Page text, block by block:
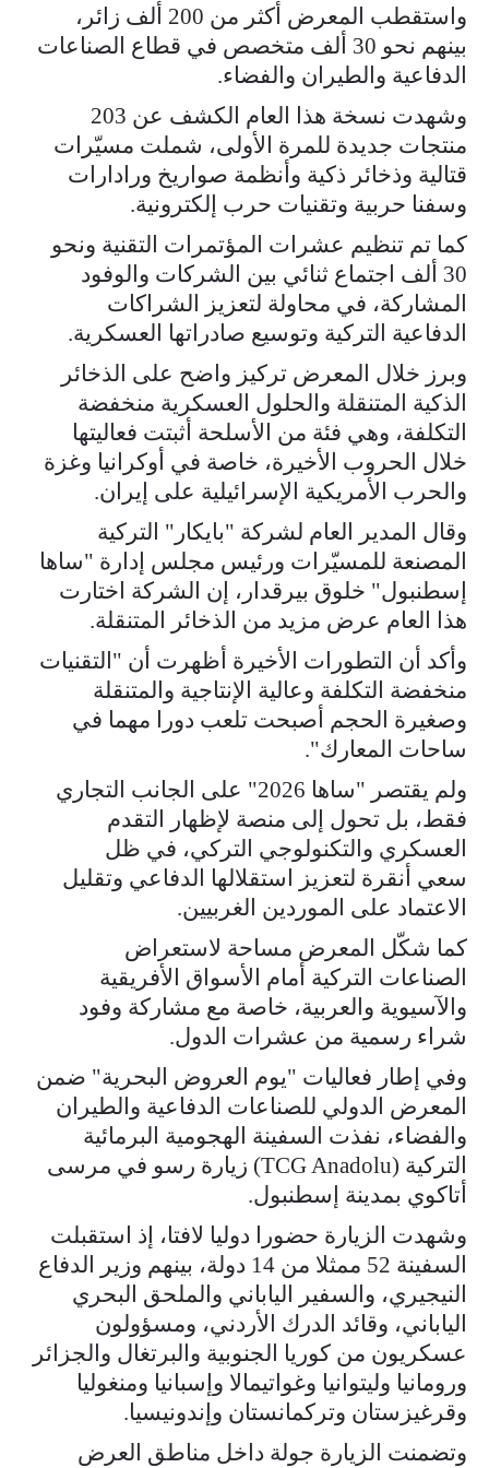
واستقطب المعرض أكثر من 200 ألف زائر،
بينهم نحو 30 ألف متخصص في قطاع الصناعات
الدفاعية والطيران والفضاء.
وشهدت نسخة هذا العام الكشف عن 203
منتجات جديدة للمرة الأولى، شملت مسيّرات
قتالية وذخائر ذكية وأنظمة صواريخ ورادارات
وسفنا حربية وتقنيات حرب إلكترونية.
كما تم تنظيم عشرات المؤتمرات التقنية ونحو
30 ألف اجتماع ثنائي بين الشركات والوفود
المشاركة، في محاولة لتعزيز الشراكات
الدفاعية التركية وتوسيع صادراتها العسكرية.
وبرز خلال المعرض تركيز واضح على الذخائر
الذكية المتنقلة والحلول العسكرية منخفضة
التكلفة، وهي فئة من الأسلحة أثبتت فعاليتها
خلال الحروب الأخيرة، خاصة في أوكرانيا وغزة
والحرب الأمريكية الإسرائيلية على إيران.
وقال المدير العام لشركة "بايكار" التركية
المصنعة للمسيّرات ورئيس مجلس إدارة "ساها
إسطنبول" خلوق بيرقدار، إن الشركة اختارت
هذا العام عرض مزيد من الذخائر المتنقلة.
وأكد أن التطورات الأخيرة أظهرت أن "التقنيات
منخفضة التكلفة وعالية الإنتاجية والمتنقلة
وصغيرة الحجم أصبحت تلعب دورا مهما في
ساحات المعارك".
ولم يقتصر "ساها 2026" على الجانب التجاري
فقط، بل تحول إلى منصة لإظهار التقدم
العسكري والتكنولوجي التركي، في ظل
سعي أنقرة لتعزيز استقلالها الدفاعي وتقليل
الاعتماد على الموردين الغربيين.
كما شكّل المعرض مساحة لاستعراض
الصناعات التركية أمام الأسواق الأفريقية
والآسيوية والعربية، خاصة مع مشاركة وفود
شراء رسمية من عشرات الدول.
وفي إطار فعاليات "يوم العروض البحرية" ضمن
المعرض الدولي للصناعات الدفاعية والطيران
والفضاء، نفذت السفينة الهجومية البرمائية
التركية (TCG Anadolu) زيارة رسو في مرسى
أتاكوي بمدينة إسطنبول.
وشهدت الزيارة حضورا دوليا لافتا، إذ استقبلت
السفينة 52 ممثلا من 14 دولة، بينهم وزير الدفاع
النيجيري، والسفير الياباني والملحق البحري
الياباني، وقائد الدرك الأردني، ومسؤولون
عسكريون من كوريا الجنوبية والبرتغال والجزائر
ورومانيا وليتوانيا وغواتيمالا وإسبانيا ومنغوليا
وقرغيزستان وتركمانستان وإندونيسيا.
وتضمنت الزيارة جولة داخل مناطق العرض